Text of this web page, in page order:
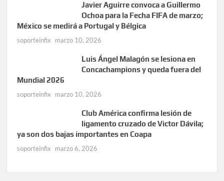
Javier Aguirre convoca a Guillermo
Ochoa para la Fecha FIFA de marzo;
México se medirá a Portugal y Bélgica
soporteinfix marzo 10, 2026
Luis Ángel Malagón se lesiona en
Concachampions y queda fuera del
Mundial 2026
soporteinfix marzo 10, 2026
Club América confirma lesión de
ligamento cruzado de Victor Dávila;
ya son dos bajas importantes en Coapa
soporteinfix marzo 6, 2026